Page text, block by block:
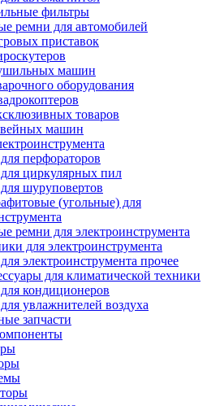
фильтры
ремни для автомобилей
приставок
машин
оборудования
товаров
машин
перфораторов
циркулярных пил
шуруповертов
(угольные) для
ремни для электроинструмента
для электроинструмента
электроинструмента прочее
для климатической техники
кондиционеров
увлажнителей воздуха
запчасти